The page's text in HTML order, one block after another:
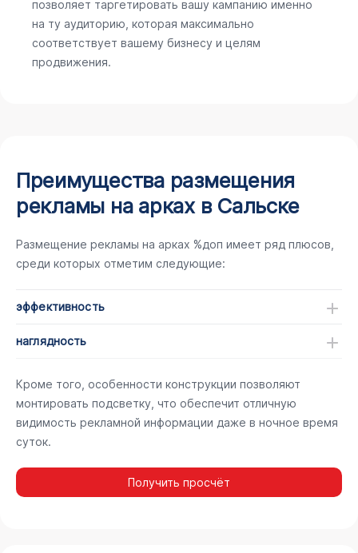
позволяет таргетировать вашу кампанию именно
на ту аудиторию, которая максимально
соответствует вашему бизнесу и целям
продвижения.
Преимущества размещения
рекламы на арках в Сальске
Размещение рекламы на арках %доп имеет ряд плюсов,
среди которых отметим следующие:
эффективность
наглядность
Кроме того, особенности конструкции позволяют
монтировать подсветку, что обеспечит отличную
видимость рекламной информации даже в ночное время
суток.
Получить просчёт